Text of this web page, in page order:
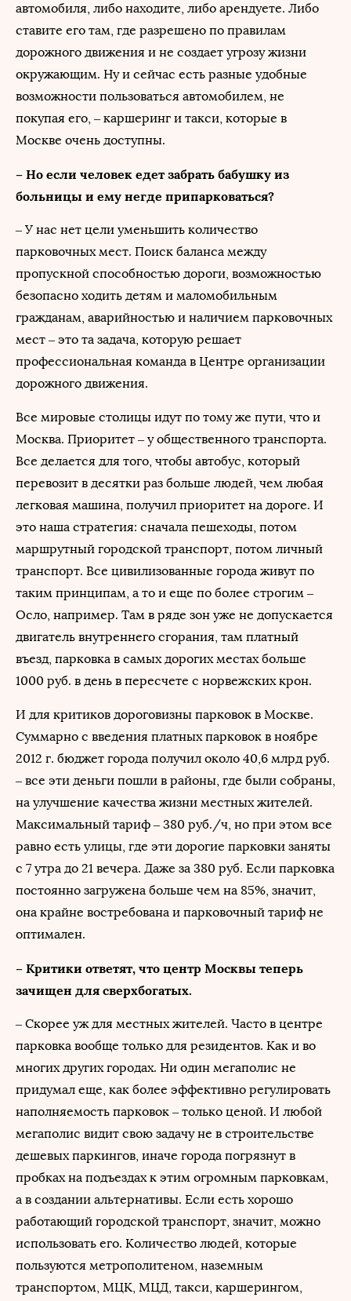
автомобиля, либо находите, либо арендуете. Либо
ставите его там, где разрешено по правилам
дорожного движения и не создает угрозу жизни
окружающим. Ну и сейчас есть разные удобные
возможности пользоваться автомобилем, не
покупая его, – каршеринг и такси, которые в
Москве очень доступны.
– Но если человек едет забрать бабушку из
больницы и ему негде припарковаться?
– У нас нет цели уменьшить количество
парковочных мест. Поиск баланса между
пропускной способностью дороги, возможностью
безопасно ходить детям и маломобильным
гражданам, аварийностью и наличием парковочных
мест – это та задача, которую решает
профессиональная команда в Центре организации
дорожного движения.
Все мировые столицы идут по тому же пути, что и
Москва. Приоритет – у общественного транспорта.
Все делается для того, чтобы автобус, который
перевозит в десятки раз больше людей, чем любая
легковая машина, получил приоритет на дороге. И
это наша стратегия: сначала пешеходы, потом
маршрутный городской транспорт, потом личный
транспорт. Все цивилизованные города живут по
таким принципам, а то и еще по более строгим –
Осло, например. Там в ряде зон уже не допускается
двигатель внутреннего сгорания, там платный
въезд, парковка в самых дорогих местах больше
1000 руб. в день в пересчете с норвежских крон.
И для критиков дороговизны парковок в Москве.
Суммарно с введения платных парковок в ноябре
2012 г. бюджет города получил около 40,6 млрд руб.
– все эти деньги пошли в районы, где были собраны,
на улучшение качества жизни местных жителей.
Максимальный тариф – 380 руб./ч, но при этом все
равно есть улицы, где эти дорогие парковки заняты
с 7 утра до 21 вечера. Даже за 380 руб. Если парковка
постоянно загружена больше чем на 85%, значит,
она крайне востребована и парковочный тариф не
оптимален.
– Критики ответят, что центр Москвы теперь
зачищен для сверхбогатых.
– Скорее уж для местных жителей. Часто в центре
парковка вообще только для резидентов. Как и во
многих других городах. Ни один мегаполис не
придумал еще, как более эффективно регулировать
наполняемость парковок – только ценой. И любой
мегаполис видит свою задачу не в строительстве
дешевых паркингов, иначе города погрязнут в
пробках на подъездах к этим огромным парковкам,
а в создании альтернативы. Если есть хорошо
работающий городской транспорт, значит, можно
использовать его. Количество людей, которые
пользуются метрополитеном, наземным
транспортом, МЦК, МЦД, такси, каршерингом,